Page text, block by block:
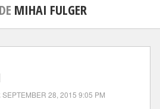
MIHAI FULGER
SEPTEMBER 28, 2015 9:05 PM